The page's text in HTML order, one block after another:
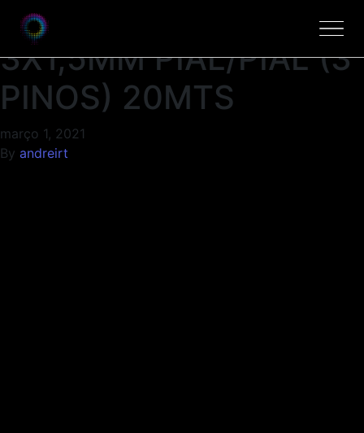
EXTENCOES P.P
3X1,5MM PIAL/PIAL (3
PINOS) 20MTS
março 1, 2021
By andreirt